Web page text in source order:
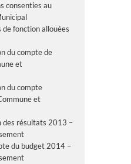
au
allouées
compte de
et
compte
et
2013 –
budget 2014 –